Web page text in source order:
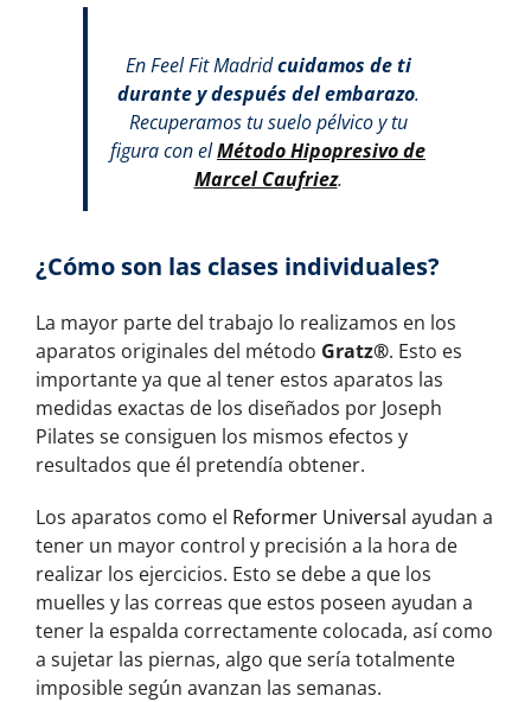
En Feel Fit Madridcuidamos de ti
durante y después del embarazo.
Recuperamos tu suelo pélvico y tu
figura con elMétodo Hipopresivo de
Marcel Caufriez.
¿Cómo son las clases individuales?
La mayor parte del trabajo lo realizamos en los
aparatos originales del método Gratz®. Esto es
importante ya que al tener estos aparatos las
medidas exactas de los diseñados por Joseph
Pilates se consiguen los mismos efectos y
resultados que él pretendía obtener.
Los aparatos como el Reformer Universal ayudan a
tener un mayor control y precisión a la hora de
realizar los ejercicios. Esto se debe a que los
muelles y las correas que estos poseen ayudan a
tener la espalda correctamente colocada, así como
a sujetar las piernas, algo que sería totalmente
imposible según avanzan las semanas.